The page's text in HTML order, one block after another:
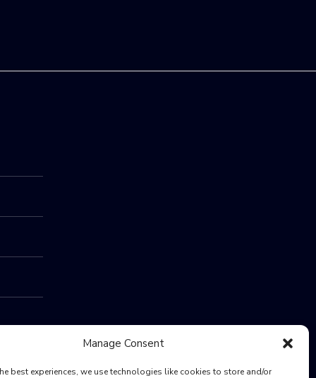
Manage Consent
best experiences, we use technologies like cookies to store and/or